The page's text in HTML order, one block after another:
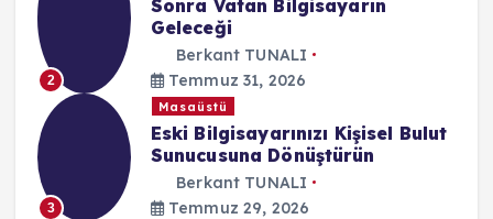
2
Sonra Vatan Bilgisayarın
Geleceği
Berkant TUNALI
Temmuz 31, 2026
3
Masaüstü
Eski Bilgisayarınızı Kişisel Bulut
Sunucusuna Dönüştürün
Berkant TUNALI
Temmuz 29, 2026